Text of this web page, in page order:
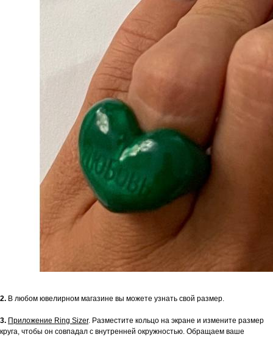
2. В любом ювелирном магазине вы можете узнать свой размер.
3. Приложение Ring Sizer. Разместите кольцо на экране и измените размер
круга, чтобы он совпадал с внутренней окружностью. Обращаем ваше